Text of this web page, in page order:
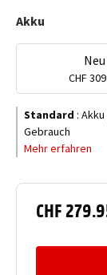
CHF
Akku
Neu
CHF
Standard :
Gebrauch
Mehr erfahren